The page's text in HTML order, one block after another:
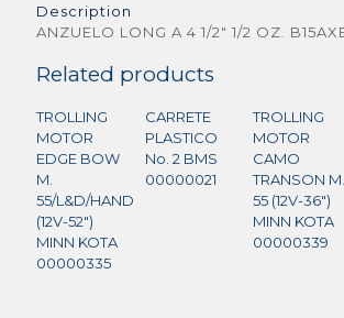
Description
ANZUELO LONG A 4 1/2″ 1/2 OZ.
Related products
TROLLING
MOTOR
EDGE BOW
M.
55/L&D/HAND
(12V-52″)
MINN KOTA
00000335
CARRETE
PLASTICO
No. 2 BMS
00000021
TROLLING
MOTOR
CAMO
TRANSON M.
55 (12V-36″)
MINN KOTA
00000339